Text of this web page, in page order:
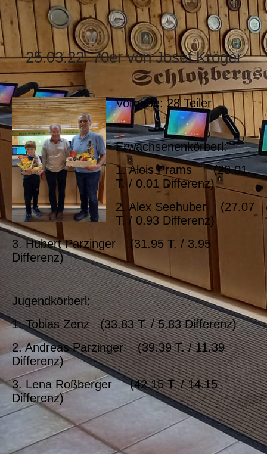
25.03.22 70er von Josef Kröger
Vorgabe: 28 Teiler
Erwachsenenkörberl:
1. Alois Prams (28.01
T. / 0.01 Differenz)
2. Alex Seehuber (27.07
T. / 0.93 Differenz)
3. Hubert Parzinger (31.95 T. / 3.95
Differenz)
Jugendkörberl:
1. Tobias Zenz (33.83 T. / 5.83 Differenz)
2. Andreas Parzinger (39.39 T. / 11.39
Differenz)
3. Lena Roßberger (42.15 T. / 14.15
Differenz)